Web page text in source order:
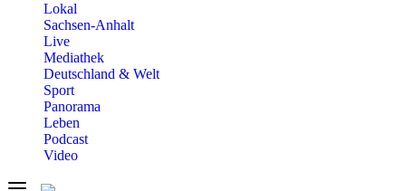
Lokal
Sachsen-Anhalt
Live
Mediathek
Deutschland & Welt
Sport
Panorama
Leben
Podcast
Video